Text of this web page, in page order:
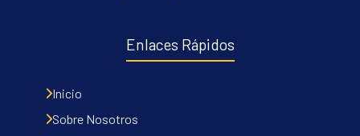
Enlaces Rápidos
Inicio
Sobre Nosotros